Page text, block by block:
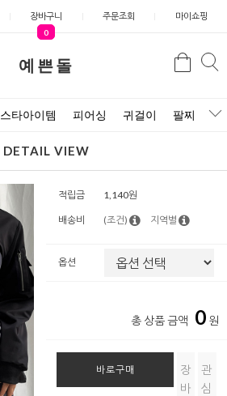
장바구니
0
주문조회 마이쇼핑
예쁜돌 검색
스타아이템 피어싱 귀걸이 팔찌 목
DETAIL VIEW
적립금 1,140원
배송비 (조건) 지역별
옵션
총 상품 금액 0 원
바로구매
장
바
관
심